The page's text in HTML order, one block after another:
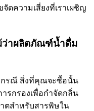
ดความเสี่ยงที่เราเผชิญ
ว่าผลิตภัณฑ์น้ำดื่ม
ยกรณี สิ่งที่คุณจะซื้อนั้น
รกรองเพื่อกำจัดกลิ่น
ตสำหรับสารพิษใน